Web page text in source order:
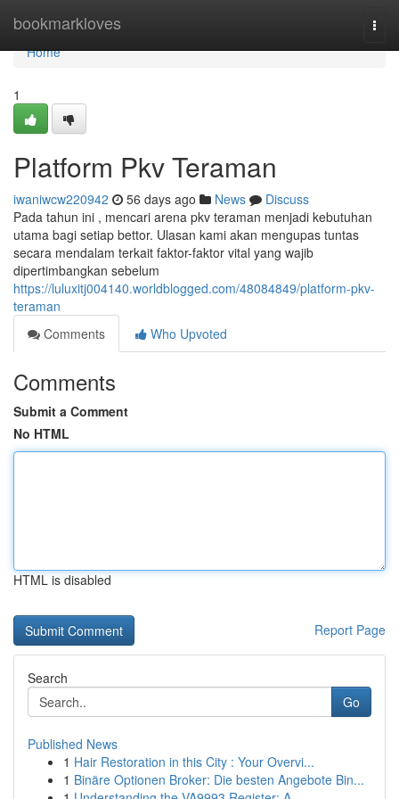
bookmarkloves
Home
Home
1
Platform Pkv Teraman
iwaniwcw220942 56 days ago News
Discuss
Pada tahun ini , mencari arena pkv teraman menjadi kebutuhan
utama bagi setiap bettor. Ulasan kami akan mengupas tuntas
secara mendalam terkait faktor-faktor vital yang wajib
dipertimbangkan sebelum
https://luluxitj004140.worldblogged.com/48084849/platform-pkv-
teraman
Comments
Who Upvoted
Comments
Submit a Comment
No HTML
HTML is disabled
Report Page
Search
Go
Published News
1 Hair Restoration in this City : Your Overvi...
1 Binäre Optionen Broker: Die besten Angebote Bin...